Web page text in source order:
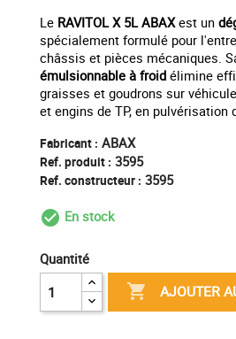
Le RAVITOL X 5L ABAXest un
spécialement formulé pour
châssis et pièces mécaniques.
émulsionnable à froid élimine
graisses et goudrons sur
et engins de TP, en pulvérisation
Fabricant : ABAX
Ref. produit : 3595
Ref. constructeur : 3595
check_circle_outline
En stock
Quantité
 AJOUTER